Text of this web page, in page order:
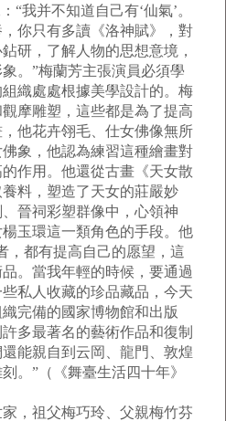
“我并不知道自己有‘仙氣’。
你只有多讀《洛神賦》，對
研，了解人物的思想意境，
。”梅蘭芳主張演員必須學
織處處根據美學設計的。梅
摩雕塑，這些都是為了提高
他花卉翎毛、仕女佛像無所
象，他認為練習這種繪畫對
作用。他還從古畫《天女散
料，塑造了天女的莊嚴妙
晉祠彩塑群像中，心領神
玉環這一類角色的手段。他
，都有提高自己的愿望，這
。當我年輕的時候，要通過
私人收藏的珍品藏品，今天
完備的國家博物館和出版
多最著名的藝術作品和復制
能親自到云岡、龍門、敦煌
。”（《舞臺生活四十年》
祖父梅巧玲、父親梅竹芬